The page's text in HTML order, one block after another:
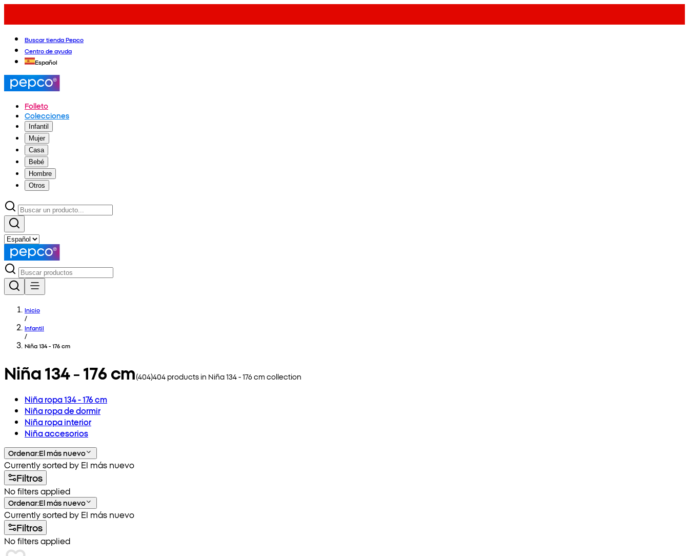
Buscar tienda Pepco
Centro de ayuda
Español
Folleto
Colecciones
Infantil
Mujer
Casa
Bebé
Hombre
Otros
Inicio
/
Infantil
/
Niña 134 - 176 cm
Niña 134 - 176 cm(404)404 products in Niña 134 - 176 cm collection
Niña ropa 134 - 176 cm
Niña ropa de dormir
Niña ropa interior
Niña accesorios
Ordenar:El más nuevo
Currently sorted by El más nuevo
Filtros
No filters applied
Ordenar:El más nuevo
Currently sorted by El más nuevo
Filtros
No filters applied